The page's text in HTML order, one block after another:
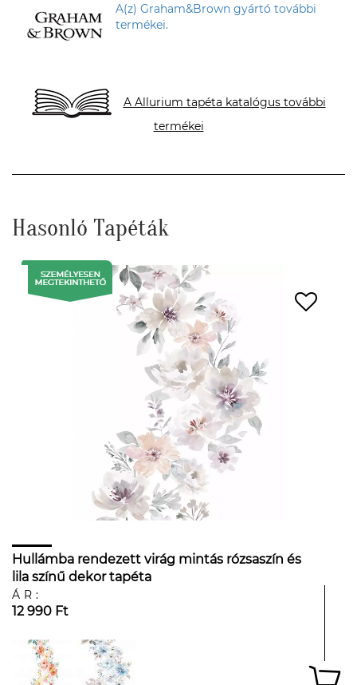
A(z) Graham&Brown gyártó további
termékei.
A Allurium tapéta katalógus további
termékei
Hasonló Tapéták
Hullámba rendezett virág mintás rózsaszín és
lila színű dekor tapéta
ÁR:
12 990 Ft